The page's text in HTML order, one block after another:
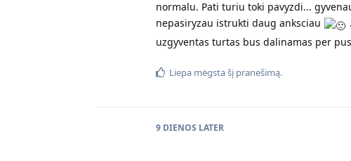
normalu. Pati turiu toki pavyzdi...
nepasiryzau istrukti daug anksciau
uzgyventas turtas bus dalinamas per
Liepa mėgsta šį pranešimą.
9 DIENOS LATER